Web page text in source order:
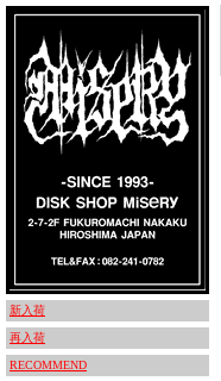
新入荷
再入荷
RECOMMEND